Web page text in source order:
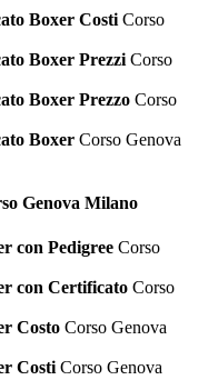
Boxer Costi Corso
Boxer Prezzi Corso
Boxer Prezzo Corso
Boxer Corso Genova
Genova Milano
con Pedigree Corso
con Certificato Corso
Costo Corso Genova
Costi Corso Genova